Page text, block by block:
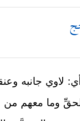
لاوي جانبه
وما معهم من